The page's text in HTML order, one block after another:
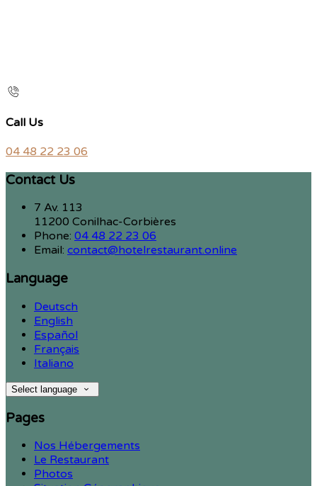
Call Us
04 48 22 23 06
Contact Us
7 Av. 113
11200 Conilhac-Corbières
Phone: 04 48 22 23 06
Email: contact@hotelrestaurant.online
Language
Deutsch
English
Español
Français
Italiano
Select language
Pages
Nos Hébergements
Le Restaurant
Photos